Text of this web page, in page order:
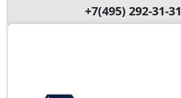
+7(495) 292-31-31